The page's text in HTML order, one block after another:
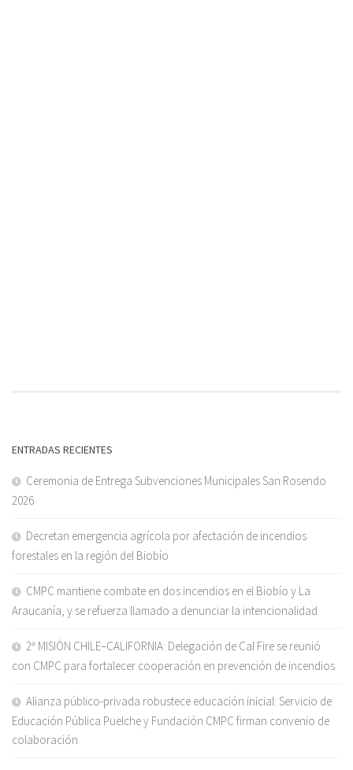
ENTRADAS RECIENTES
Ceremonia de Entrega Subvenciones Municipales San Rosendo
2026
Decretan emergencia agrícola por afectación de incendios
forestales en la región del Biobío
CMPC mantiene combate en dos incendios en el Biobío y La
Araucanía, y se refuerza llamado a denunciar la intencionalidad
2ª MISIÓN CHILE–CALIFORNIA: Delegación de Cal Fire se reunió
con CMPC para fortalecer cooperación en prevención de incendios
Alianza público-privada robustece educación inicial: Servicio de
Educación Pública Puelche y Fundación CMPC firman convenio de
colaboración